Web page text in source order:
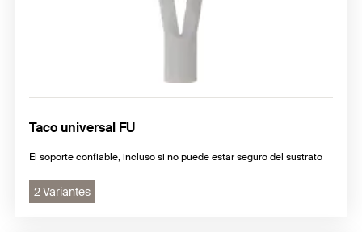
Taco universal FU
El soporte confiable, incluso si no puede estar seguro del sustrato
2 Variantes